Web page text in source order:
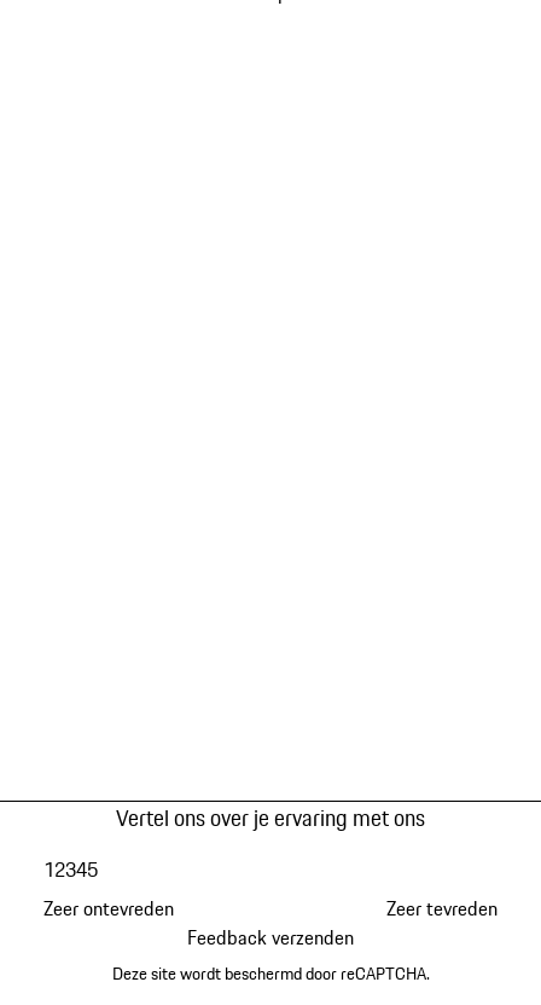
Vertel ons over je ervaring met ons
Zeer ontevreden
12345
Zeer tevreden
Feedback verzenden
Deze site wordt beschermd door reCAPTCHA.